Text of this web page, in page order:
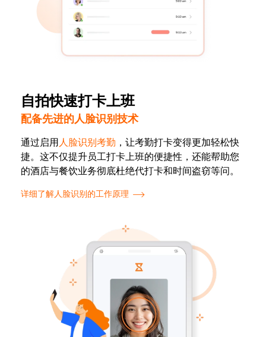
自拍快速打卡上班
配备先进的人脸识别技术
通过启用人脸识别考勤 ，让考勤打卡变得更加轻松快
捷。这不仅提升员工打卡上班的便捷性，还能帮助您
的酒店与餐饮业务彻底杜绝代打卡和时间盗窃等问。
详细了解人脸识别的工作原理